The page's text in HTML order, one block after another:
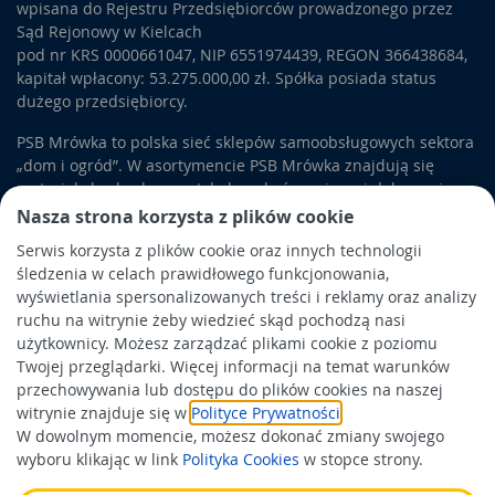
Nasza strona korzysta z plików cookie
Serwis korzysta z plików cookie oraz innych technologii
śledzenia w celach prawidłowego funkcjonowania,
wyświetlania spersonalizowanych treści i reklamy oraz analizy
ruchu na witrynie żeby wiedzieć skąd pochodzą nasi
użytkownicy. Możesz zarządzać plikami cookie z poziomu
Twojej przeglądarki. Więcej informacji na temat warunków
przechowywania lub dostępu do plików cookies na naszej
witrynie znajduje się w Polityce Prywatności
W dowolnym momencie, możesz dokonać zmiany swojego
wyboru klikając w link Polityka Cookies w stopce strony.
mogą się przydać, kiedy montujemypokrycia dachowe.
Blachapowinna być zabezpieczona przed przeciekaniem za
pomocą taśmy dekarskiej. Samowulkanizujące taśmy są
najczęściej również samoprzylepne, dzięki czemu używanie
ich jest wygodne. Tego produktu używa się przede wszystkim
przy połączeniach połaci z kominami i rurami wentylacyjnymi.
Taśmy dostępne są w kilku wariantach szerokości, a wybór
odpowiedniej ułatwi pracę.
Wśródakcesoriów do dachów stalowychmożna znaleźć także
elementy metalowe, przeznaczone do wykończenia
newralgicznych miejsc. Należą do nich między innymi gąsiory
umieszczane na szczycie połaci.Pokrycie dachowe stalowe
mogą też być wykończone za pomocą kominków
wentylacyjnych, wiatrownic, czy uchwytów do montażu rynien.
wpisana do Rejestru Przedsiębiorców prowadzonego przez
Sąd Rejonowy w Kielcach
pod nr KRS 0000661047, NIP 6551974439, REGON 366438684,
kapitał wpłacony: 53.275.000,00 zł. Spółka posiada status
dużego przedsiębiorcy.
PSB Mrówka to polska sieć sklepów samoobsługowych sektora
„dom i ogród”. W asortymencie PSB Mrówka znajdują się
materiały budowlane, artykuły wykończeniowe i dekoracyjne,
wyposażenie łazienek i kuchni, elektronarzędzia, a także
artykuły związane z ogrodem i otoczeniem domu.
Obowiązek informacyjny
Polityka prywatności
Polityka Cookies
Odbiór zużytego sprzętu
Wspierają nas: